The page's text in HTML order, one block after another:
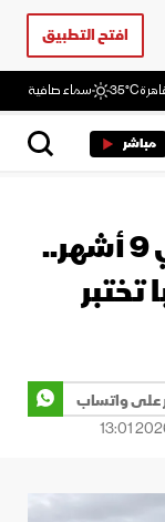
افتح التطبيق
35°C سماء صافية
مباشر
من التصميم للإطلاق في 9 أشهر..
تختبر
على واتساب